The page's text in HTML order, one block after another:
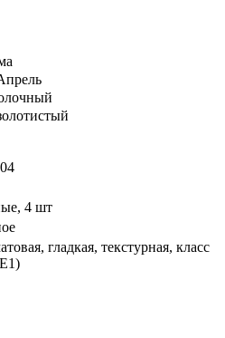
4 шт
гладкая, текстурная, класс